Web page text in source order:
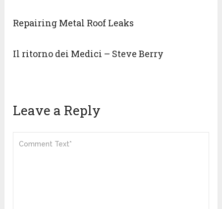
Repairing Metal Roof Leaks
Il ritorno dei Medici – Steve Berry
Leave a Reply